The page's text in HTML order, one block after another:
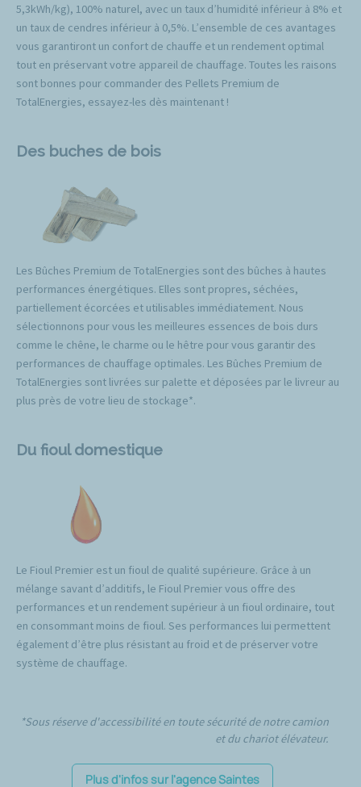
5,3kWh/kg), 100% naturel, avec un taux d’humidité inférieur à 8% et
un taux de cendres inférieur à 0,5%. L’ensemble de ces avantages
vous garantiront un confort de chauffe et un rendement optimal
tout en préservant votre appareil de chauffage. Toutes les raisons
sont bonnes pour commander des Pellets Premium de
TotalEnergies, essayez-les dès maintenant !
Des buches de bois
Les Bûches Premium de TotalEnergies sont des bûches à hautes
performances énergétiques. Elles sont propres, séchées,
partiellement écorcées et utilisables immédiatement. Nous
sélectionnons pour vous les meilleures essences de bois durs
comme le chêne, le charme ou le hêtre pour vous garantir des
performances de chauffage optimales. Les Bûches Premium de
TotalEnergies sont livrées sur palette et déposées par le livreur au
plus près de votre lieu de stockage*.
Du fioul domestique
Le Fioul Premier est un fioul de qualité supérieure. Grâce à un
mélange savant d’additifs, le Fioul Premier vous offre des
performances et un rendement supérieur à un fioul ordinaire, tout
en consommant moins de fioul. Ses performances lui permettent
également d’être plus résistant au froid et de préserver votre
système de chauffage.
*Sous réserve d'accessibilité en toute sécurité de notre camion
et du chariot élévateur.
Plus d'infos sur l'agence Saintes